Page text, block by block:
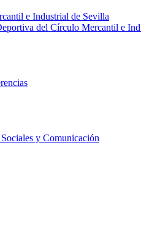
e Industrial de Sevilla
del Círculo Mercantil e
y Comunicación